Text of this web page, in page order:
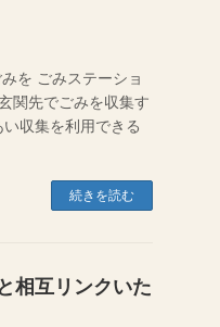
を ごみステーショ
関先でごみを収集す
収集を利用できる
続きを読む
相互リンクいた